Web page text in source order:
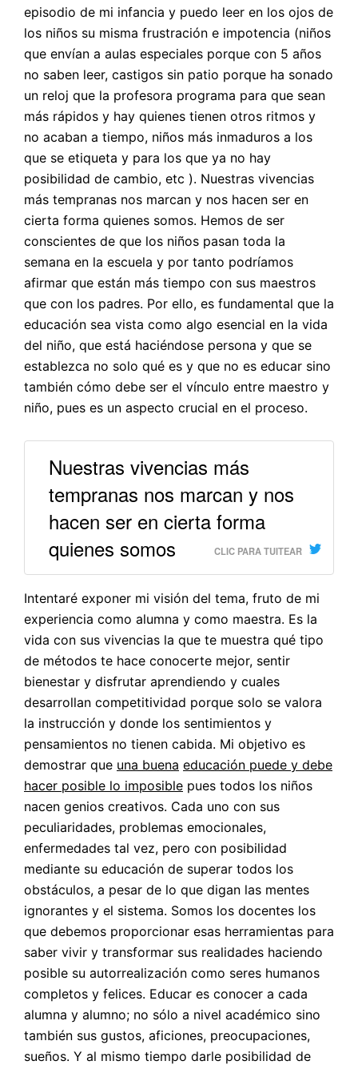
episodio de mi infancia y puedo leer en los ojos de
los niños su misma frustración e impotencia (niños
que envían a aulas especiales porque con 5 años
no saben leer, castigos sin patio porque ha sonado
un reloj que la profesora programa para que sean
más rápidos y hay quienes tienen otros ritmos y
no acaban a tiempo, niños más inmaduros a los
que se etiqueta y para los que ya no hay
posibilidad de cambio, etc ). Nuestras vivencias
más tempranas nos marcan y nos hacen ser en
cierta forma quienes somos. Hemos de ser
conscientes de que los niños pasan toda la
semana en la escuela y por tanto podríamos
afirmar que están más tiempo con sus maestros
que con los padres. Por ello, es fundamental que la
educación sea vista como algo esencial en la vida
del niño, que está haciéndose persona y que se
establezca no solo qué es y que no es educar sino
también cómo debe ser el vínculo entre maestro y
niño, pues es un aspecto crucial en el proceso.
Nuestras vivencias más
tempranas nos marcan y nos
hacen ser en cierta forma
quienes somos
CLIC PARA TUITEAR
Intentaré exponer mi visión del tema, fruto de mi
experiencia como alumna y como maestra. Es la
vida con sus vivencias la que te muestra qué tipo
de métodos te hace conocerte mejor, sentir
bienestar y disfrutar aprendiendo y cuales
desarrollan competitividad porque solo se valora
la instrucción y donde los sentimientos y
pensamientos no tienen cabida. Mi objetivo es
demostrar que una buena educación puede y debe
hacer posible lo imposible pues todos los niños
nacen genios creativos. Cada uno con sus
peculiaridades, problemas emocionales,
enfermedades tal vez, pero con posibilidad
mediante su educación de superar todos los
obstáculos, a pesar de lo que digan las mentes
ignorantes y el sistema. Somos los docentes los
que debemos proporcionar esas herramientas para
saber vivir y transformar sus realidades haciendo
posible su autorrealización como seres humanos
completos y felices. Educar es conocer a cada
alumna y alumno; no sólo a nivel académico sino
también sus gustos, aficiones, preocupaciones,
sueños. Y al mismo tiempo darle posibilidad de